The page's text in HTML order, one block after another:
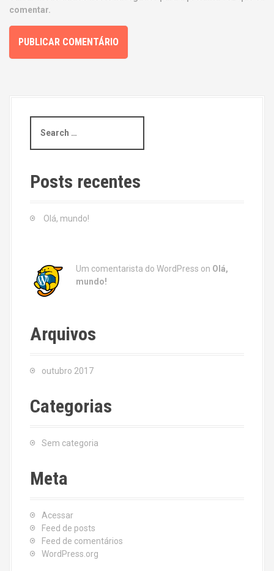
comentar.
a
c
h
Posts recentes
Olá, mundo!
Um comentarista do WordPress on Olá,
mundo!
Arquivos
outubro 2017
Categorias
Sem categoria
Meta
Acessar
Feed de posts
Feed de comentários
WordPress.org